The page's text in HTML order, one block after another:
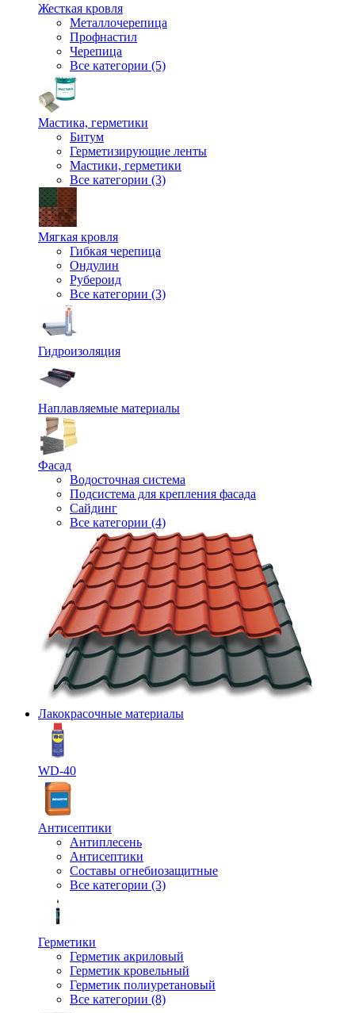
Жесткая кровля
Металлочерепица
Профнастил
Черепица
Все категории (5)
Мастика, герметики
Битум
Герметизирующие ленты
Мастики, герметики
Все категории (3)
Мягкая кровля
Гибкая черепица
Ондулин
Рубероид
Все категории (3)
Гидроизоляция
Наплавляемые материалы
Фасад
Водосточная система
Подсистема для крепления фасада
Сайдинг
Все категории (4)
Лакокрасочные материалы
WD-40
Антисептики
Антиплесень
Антисептики
Составы огнебиозащитные
Все категории (3)
Герметики
Герметик акриловый
Герметик кровельный
Герметик полиуретановый
Все категории (8)